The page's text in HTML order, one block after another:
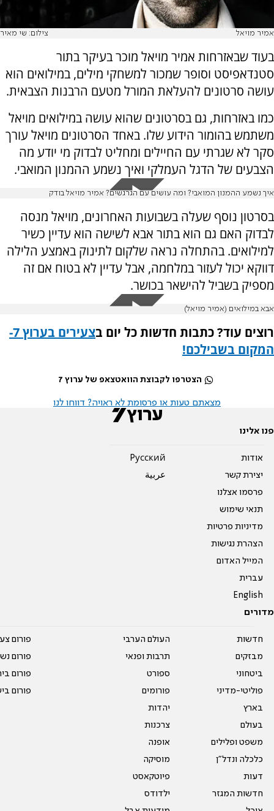
אמיר מויאל צילום: שי מאיר
בעוד שבאזרחות אמיר מויאל מוכר בעיקר בתור
סטנדאפיסט וסופר שמכור למשחקי מילים, במילואים הוא
עושה סרטונים להעלאת המורל מטעם הרבנות הצבאית.
כמו באזרחות, גם בסרטונים שהוא עושה במילואים מויאל
משתמש בהומור הידוע שלו. באחד הסרטונים מויאל עורך
סקר לא שגרתי עם החיילים ומחליט לבדוק מי יודע מה
הצבעים של הדגל העמלקי ואיך נשמע ההמנון המואבי.
איך נשמע ההמנון המואבי? ומה עושים עם הגרגשים? אמיר מויאל בודק
בסרטון נוסף שעלה בשבועות האחרונים, מויאל מנסה
לבדוק האם גם הוא בתור אבא לשישה הוא עדיין כשיר
למילואים. בהתחלה נראה שלקום לתינוק באמצע הלילה
דווקא יכול לעזור במלחמה, אבל עדיין לא בטוח אם זה
מספיק בשביל להישאר בכושר.
אבא במילואים (אמיר מויאל)
רוצים עוד? כתבות חדשות כל יום ב
צעירים בערוץ 7-
המקום בשבילכם!
הצטרפו לקבוצת הוואטצאפ של ערוץ 7
מצאתם טעות או פרסומת לא ראויה? דווחו לנו
פנו אלינו
אודות
יצירת קשר
פרסמו אצלנו
תנאי שימוש
מדיניות פרטיות
הצהרת נגישות
המייל האדום
עברית
English
Pусский
عربية
מדורים
חדשות
מבזקים
ביטחוני
פוליטי-מדיני
בארץ
בעולם
משפט ופלילים
כלכלה ונדל"ן
דעות
חדשות המגזר
העולם הערבי
תרבות ופנאי
ספורט
פורומים
יהדות
צרכנות
אופנה
מוסיקה
פיוטקאסט
ילדודס
פורום
פורום
פורום
פורום